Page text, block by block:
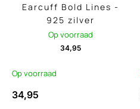
Earcuff Bold Lines -
925 zilver
Op voorraad
34,95
Op voorraad
34,95